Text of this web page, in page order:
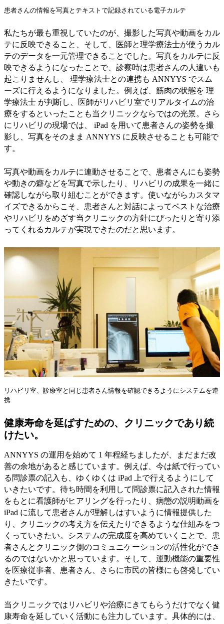
患者さんの情報を写真とテキストで記録されている電子カルテ
私たちが最も重視していたのが、撮影した写真や動画をカル
テに反映できること、そして、医師と理学療法士が使うカル
テのデータを一元管理できることでした。写真をカルテに反
映できるようになったことで、診察時は患者さんの人違いも
起こりませんし、 理学療法士との連携も ANNYYS でスム
ーズに行えるようになりました。例えば、筋肉の状態を 理
学療法士 が判断し、医師がリハビリ室でリアルタイムの治
療をするといったことも当クリニックならではの光景。さら
にリハビリの現場では、 iPad を用いて患者さんの姿勢を撮
影し、写真をそのまま ANNYYS に反映させることも可能で
す。
写真や動画をカルテに連動させることで、患者さんにも姿勢
や動きの癖などを写真で示したり、リハビリの成果を一緒に
確認しながら取り組むことができます。使いながらカスタマ
イズできるからこそ、患者さんと対話によってベストな治療
やリハビリをめざす当クリニックの方針にぴったりと寄り添
ってくれるカルテが実現できたのだと思います。
リハビリ室、診療室と同じ患者さん情報を確認できるようにシステムを連
携
健康寿命を延ばすための、クリニックであり続
けたい。
ANNYYS の運用を始めて 1 年程経ちましたが、まだまだ改
善の余地があると感じています。例えば、今は紙で行ってい
る問診票の記入も、ゆくゆくは iPad 上で行えるようにして
いきたいです。待ち時間を利用して問診票に記入された情報
をもとに看護師がヒアリングを行ったり、病態の説明動画を
iPad に流して患者さんが理解しはすいように情報提供した
り、クリニックの考え方を伝えたりできるような仕組みをつ
くっていきたい。システムの完成度を高めていくことで、患
者さんとクリニック側のコミュニケーションの活性化ができ
るのではないかと思っています。そして、運動機能の重要性
を医療従事者、患者さん、さらに市民の皆様にも啓発してい
きたいです。
当クリニックではリハビリや治療にきてもらうだけでなく健
康寿命を延していく活動にも注力しています。具体的には、